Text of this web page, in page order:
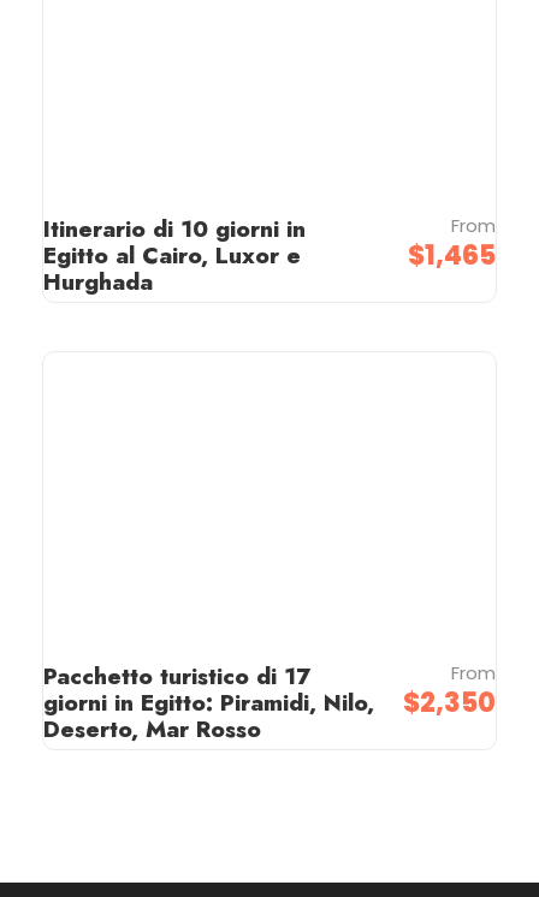
Itinerario di 10 giorni in
Egitto al Cairo, Luxor e
Hurghada
From
$1,465
Pacchetto turistico di 17
giorni in Egitto: Piramidi, Nilo,
Deserto, Mar Rosso
From
$2,350